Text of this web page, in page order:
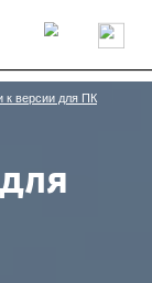
Архитекторы
к версии для ПК